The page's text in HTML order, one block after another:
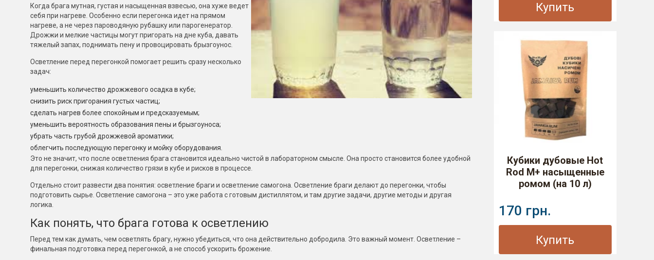
Когда брага мутная, густая и насыщенная взвесью, она хуже ведет
себя при нагреве. Особенно если перегонка идет на прямом
нагреве, а не через пароводяную рубашку или парогенератор.
Дрожжи и мелкие частицы могут пригорать на дне куба, давать
тяжелый запах, поднимать пену и провоцировать брызгоунос.
Осветление перед перегонкой помогает решить сразу несколько
задач:
уменьшить количество дрожжевого осадка в кубе;
снизить риск пригорания густых частиц;
сделать нагрев более спокойным и предсказуемым;
уменьшить вероятность образования пены и брызгоуноса;
убрать часть грубой дрожжевой ароматики;
облегчить последующую перегонку и мойку оборудования.
Это не значит, что после осветления брага становится идеально чистой в лабораторном смысле. Она просто становится более удобной
для перегонки, снижая количество грязи в кубе и рисков в процессе.
Отдельно стоит развести два понятия: осветление браги и осветление самогона. Осветление браги делают до перегонки, чтобы
подготовить сырье. Осветление самогона – это уже работа с готовым дистиллятом, и там другие задачи, другие методы и другая
логика.
Как понять, что брага готова к осветлению
Перед тем как думать, чем осветлять брагу, нужно убедиться, что она действительно добродила. Это важный момент. Осветление –
финальная подготовка перед перегонкой, а не способ ускорить брожение.
Купить
Кубики дубовые Hot
Rod M+ насыщенные
ромом (на 10 л)
170 грн.
Купить